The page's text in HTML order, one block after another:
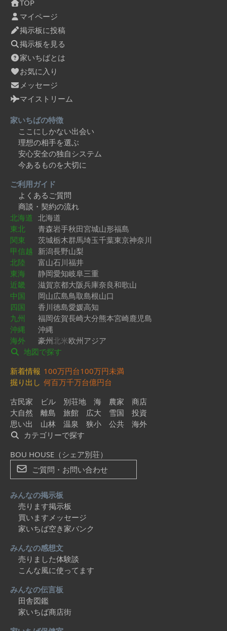
TOP
マイページ
掲示板に投稿
掲示板を見る
家いちばとは
お気に入り
メッセージ
マイストリーム
家いちばの特徴
ここにしかない出会い
理想の相手を選ぶ
安心安全の独自システム
今あるものを大切に
ご利用ガイド
よくあるご質問
商談・契約の流れ
北海道 北海道
東北
青森岩手秋田宮城山形福島
関東
茨城栃木群馬埼玉千葉東京神奈川
甲信越 新潟長野山梨
北陸
富山石川福井
東海
静岡愛知岐阜三重
近畿
滋賀京都大阪兵庫奈良和歌山
中国
岡山広島鳥取島根山口
四国
香川徳島愛媛高知
九州
福岡佐賀長崎大分熊本宮崎鹿児島
沖縄
沖縄
海外
豪州北米欧州アジア
地図で探す
新着情報 100万円台100万円未満
掘り出し 何百万千万台億円台
古民家
ビル 別荘地 海 農家
商店
大自然
離島 旅館 広大 雪国
投資
思い出
山林 温泉 狭小 公共
海外
カテゴリーで探す
BOU HOUSE（シェア別荘）
ご質問・お問い合わせ
みんなの掲示板
売ります掲示板
買いますメッセージ
家いちば空き家バンク
みんなの感想文
売りました体験談
こんな風に使ってます
みんなの伝言板
田舎図鑑
家いちば商店街